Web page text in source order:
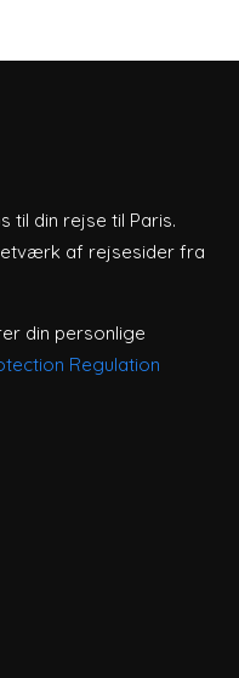
til din rejse til Paris.
af rejsesider fra
din personlige
Regulation